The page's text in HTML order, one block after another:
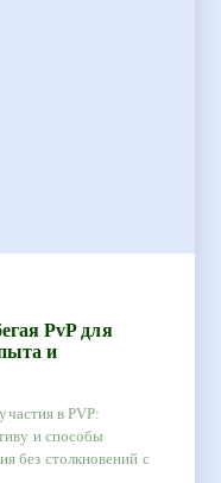
PvP для
и
в PVP:
и способы
без столкновений с